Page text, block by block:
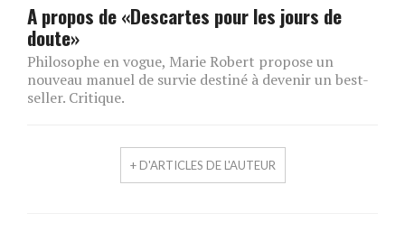
A propos de «Descartes pour les jours de
doute»
Philosophe en vogue, Marie Robert propose un
nouveau manuel de survie destiné à devenir un best-
seller. Critique.
+ D'ARTICLES DE L'AUTEUR